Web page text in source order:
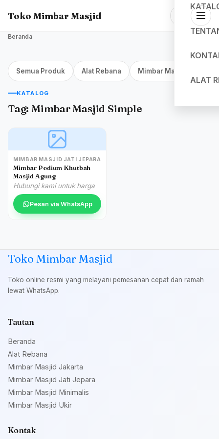
Toko Mimbar Masjid
ALAT
Beranda
Semua Produk Alat Rebana Mimbar Masjid Jakarta
KATALOG
Tag: Mimbar Masjid Simple
MIMBAR MASJID JATI JEPARA
Mimbar Podium Khutbah
Masjid Agung
Hubungi kami untuk harga
Pesan via WhatsApp
Toko Mimbar Masjid
Toko online resmi yang melayani pemesanan cepat dan ramah
lewat WhatsApp.
Tautan
Beranda
Alat Rebana
Mimbar Masjid Jakarta
Mimbar Masjid Jati Jepara
Mimbar Masjid Minimalis
Mimbar Masjid Ukir
Kontak